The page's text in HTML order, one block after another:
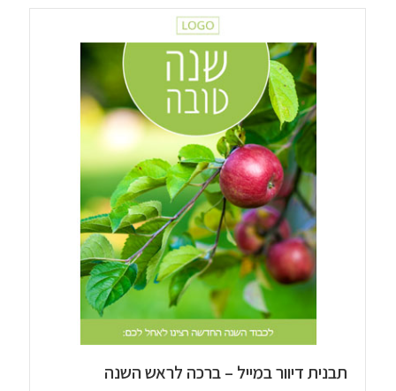
תבנית דיוור במייל – ברכה לראש השנה